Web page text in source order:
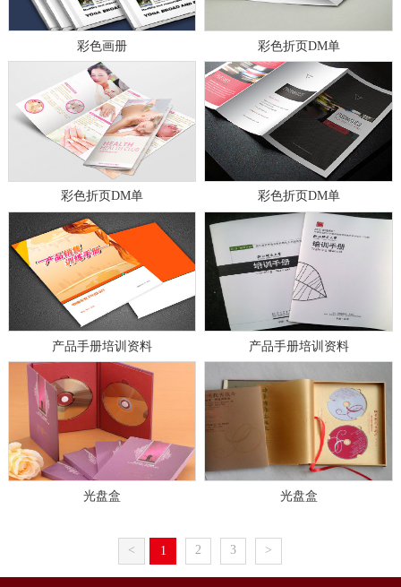
彩色画册 彩色折页DM单
彩色折页DM单 彩色折页DM单
产品手册培训资料 产品手册培训资料
光盘盒 光盘盒
< 1 2 3 >